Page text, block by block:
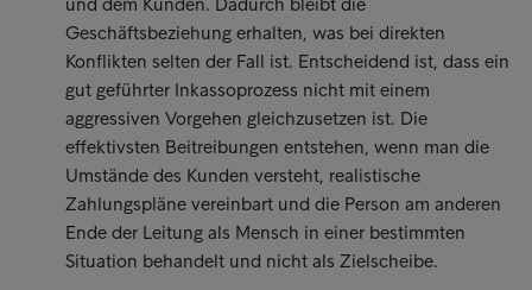
Geschäftsbeziehung erhalten, was bei direkten
Konflikten selten der Fall ist. Entscheidend ist, dass ein
gut geführter Inkassoprozess nicht mit einem
aggressiven Vorgehen gleichzusetzen ist. Die
effektivsten Beitreibungen entstehen, wenn man die
Umstände des Kunden versteht, realistische
Zahlungspläne vereinbart und die Person am anderen
Ende der Leitung als Mensch in einer bestimmten
Situation behandelt und nicht als Zielscheibe.